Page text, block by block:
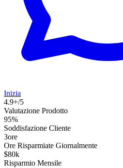
Inizia
4.9+/5
Valutazione Prodotto
95%
Soddisfazione Cliente
3ore
Ore Risparmiate Giornalmente
$80k
Risparmio Mensile